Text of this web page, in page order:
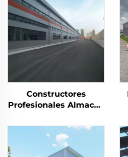
Constructores
Profesionales Almacén
Cerchas de Techo
Estructura de Marco
de Acero Edificio de